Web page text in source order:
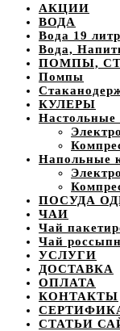
АКЦИИ
ВОДА
Вода 19
Вода,
ПОМПЫ,
Помпы
КУЛЕРЫ
Настольные
Напольные
ПОСУДА
ЧАИ
Чай
Чай
УСЛУГИ
ДОСТАВКА
ОПЛАТА
КОНТАКТЫ
СТАТЬИ